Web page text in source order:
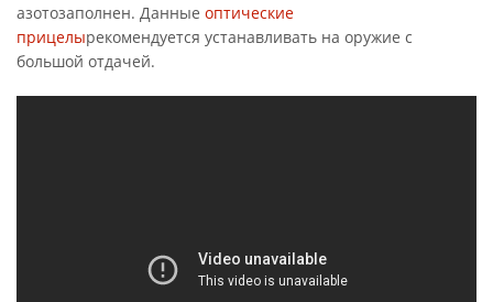
азотозаполнен. Данные оптические
прицелырекомендуется устанавливать на оружие с
большой отдачей.